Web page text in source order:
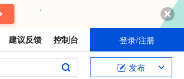
建议反馈 控制台 登录/注册
发布